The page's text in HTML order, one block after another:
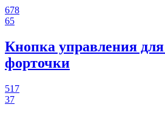
678
65
Кнопка управления
форточки
517
37